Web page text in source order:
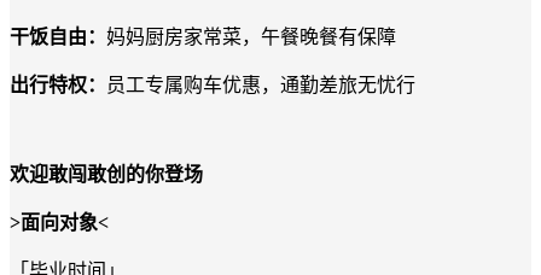
干饭自由： 妈妈厨房家常菜，午餐晚餐有保障
出行特权： 员工专属购车优惠，通勤差旅无忧行
欢迎敢闯敢创的你登场
>面向对象<
「毕业时间」